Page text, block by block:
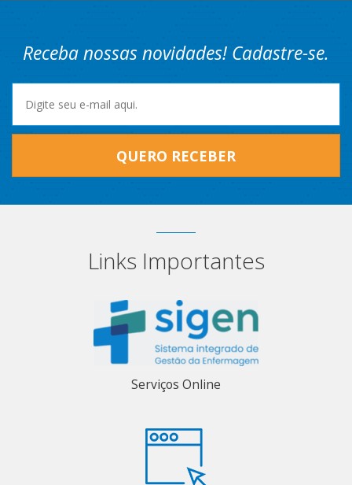
Receba nossas novidades! Cadastre-se.
QUERO RECEBER
Links Importantes
Serviços Online